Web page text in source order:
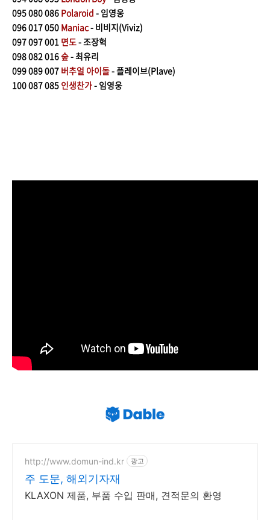
095080 086 Polaroid - 임영웅
096017 050 Maniac- 비비지(Viviz)
097 097 001 면도- 조장혁
098 082 016숲- 최유리
099089 007 버추얼 아이돌- 플레이브(Plave)
100 087 085 인생찬가- 임영웅
http://www.domun-ind.kr 광고
주 도문, 해외기자재
KLAXON 제품, 부품 수입 판매, 견적문의 환영